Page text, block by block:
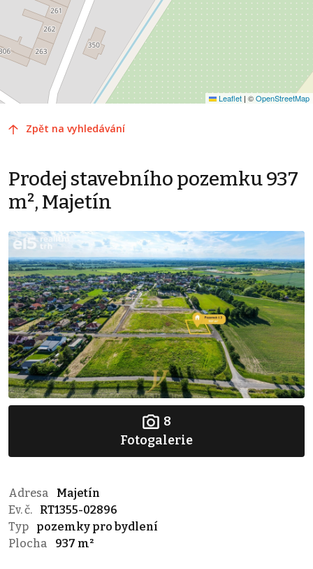
Leaflet | ©OpenStreetMap
Zpět na vyhledávání
Prodej stavebního pozemku 937
m², Majetín
8
Fotogalerie
Adresa
Majetín
Ev. č.
RT1355-02896
Typ
pozemky pro bydlení
Plocha
937 m²